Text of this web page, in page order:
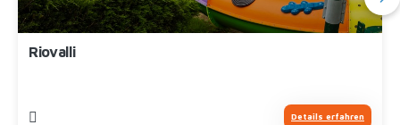
Riovalli
Details erfahren